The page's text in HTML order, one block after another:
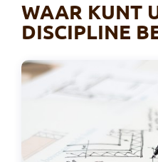
WAAR KUNT
DISCIPLINE